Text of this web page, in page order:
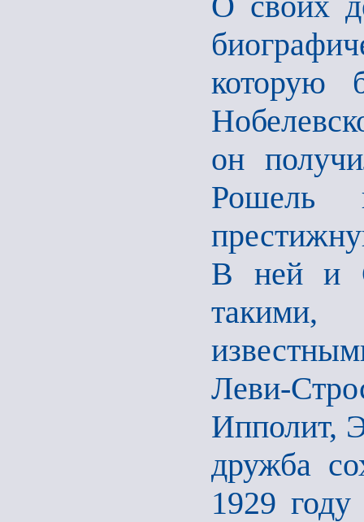
которую
он
Рошель
В ней и
Леви-
Ипполит,
дружба
1929